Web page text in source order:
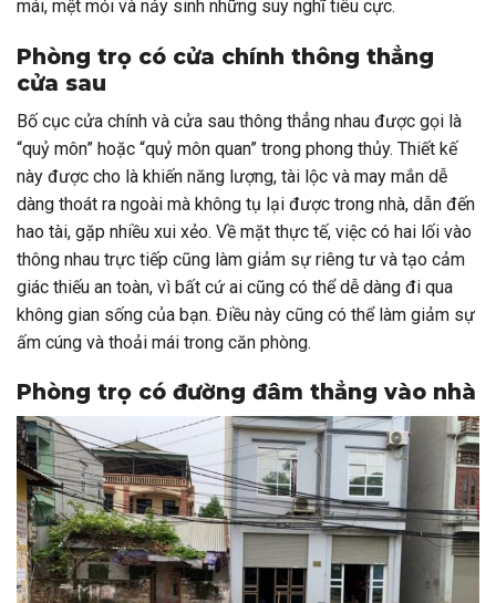
mái, mệt mỏi và nảy sinh những suy nghĩ tiêu cực.
Phòng trọ có cửa chính thông thẳng
cửa sau
Bố cục cửa chính và cửa sau thông thẳng nhau được gọi là
“quỷ môn” hoặc “quỷ môn quan” trong phong thủy. Thiết kế
này được cho là khiến năng lượng, tài lộc và may mắn dễ
dàng thoát ra ngoài mà không tụ lại được trong nhà, dẫn đến
hao tài, gặp nhiều xui xẻo. Về mặt thực tế, việc có hai lối vào
thông nhau trực tiếp cũng làm giảm sự riêng tư và tạo cảm
giác thiếu an toàn, vì bất cứ ai cũng có thể dễ dàng đi qua
không gian sống của bạn. Điều này cũng có thể làm giảm sự
ấm cúng và thoải mái trong căn phòng.
Phòng trọ có đường đâm thẳng vào nhà